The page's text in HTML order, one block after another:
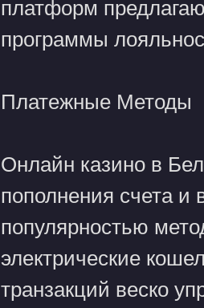
платформ
программы
Платежные Методы
Онлайн казино в
пополнения счета
популярностью
электрические
транзакций веско